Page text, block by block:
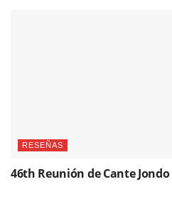
RESEÑAS
46th Reunión de Cante Jondo